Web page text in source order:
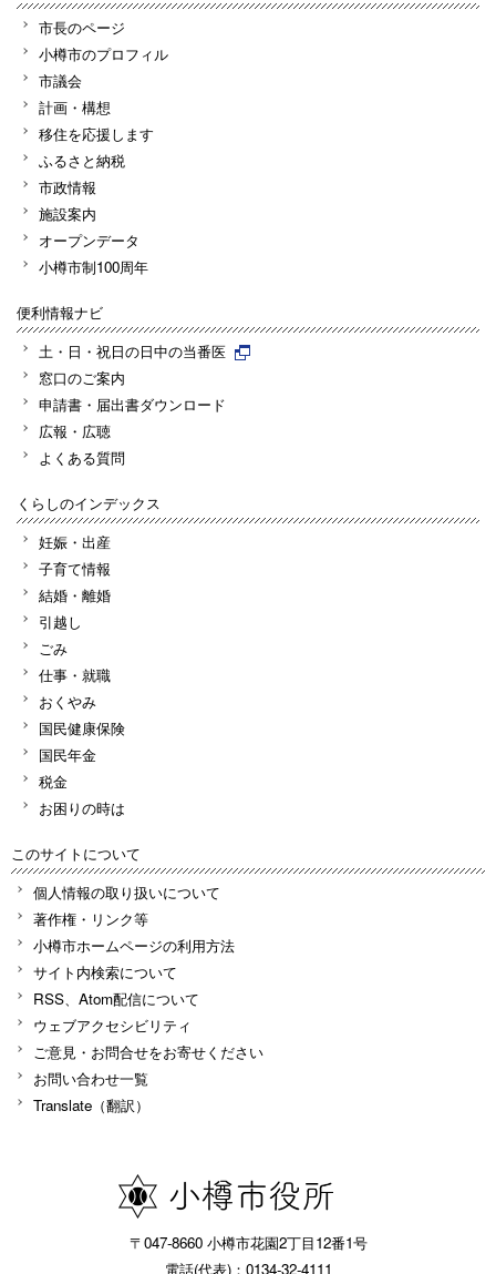
市長のページ
小樽市のプロフィル
市議会
計画・構想
移住を応援します
ふるさと納税
市政情報
施設案内
オープンデータ
小樽市制100周年
便利情報ナビ
土・日・祝日の日中の当番医
窓口のご案内
申請書・届出書ダウンロード
広報・広聴
よくある質問
くらしのインデックス
妊娠・出産
子育て情報
結婚・離婚
引越し
ごみ
仕事・就職
おくやみ
国民健康保険
国民年金
税金
お困りの時は
このサイトについて
個人情報の取り扱いについて
著作権・リンク等
小樽市ホームページの利用方法
サイト内検索について
RSS、Atom配信について
ウェブアクセシビリティ
ご意見・お問合せをお寄せください
お問い合わせ一覧
Translate（翻訳）
〒047-8660 小樽市花園2丁目12番1号
電話(代表)：0134-32-4111